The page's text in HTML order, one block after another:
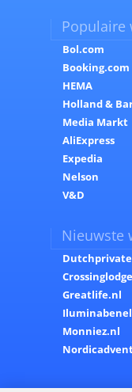
Populaire
Bol.com
Booking.com
HEMA
Holland &
Media Markt
AliExpress
Expedia
Nelson
V&D
Nieuwste
Greatlife.nl
Monniez.nl